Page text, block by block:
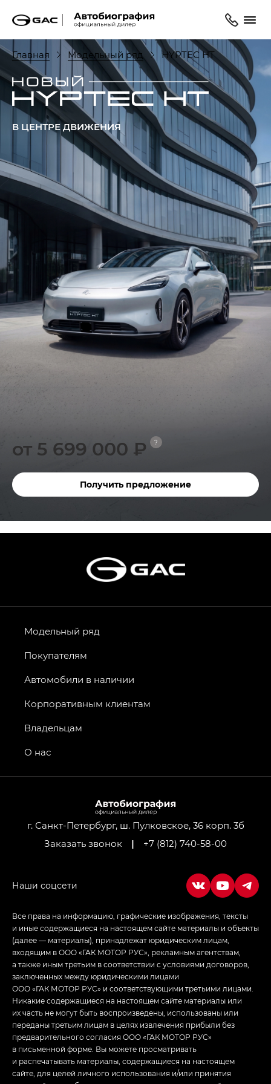
Главная Модельный ряд HYPTEC HT
В ЦЕНТРЕ ДВИЖЕНИЯ
от 5 699 000 ₽ ?
Получить предложение
г. Санкт-Петербург, ш. Пулковское, 36 корп. 3б
Заказать звонок
| +7 (812) 740-58-00
Модельный ряд
Покупателям
Автомобили в наличии
Корпоративным клиентам
Владельцам
О нас
Все права на информацию, графические изображения, тексты
и иные содержащиеся на настоящем сайте материалы и объекты
(далее — материалы), принадлежат юридическим лицам,
входящим в ООО «ГАК МОТОР РУС», рекламным агентствам,
а также иным третьим в соответствии с условиями договоров,
заключенных между юридическими лицами
ООО «ГАК МОТОР РУС» и соответствующими третьими лицами.
Никакие содержащиеся на настоящем сайте материалы или
их часть не могут быть воспроизведены, использованы или
переданы третьим лицам в целях извлечения прибыли без
предварительного согласия ООО «ГАК МОТОР РУС»
в письменной форме. Вы можете просматривать
и распечатывать материалы, содержащиеся на настоящем
сайте, для целей личного использования и/или принятия